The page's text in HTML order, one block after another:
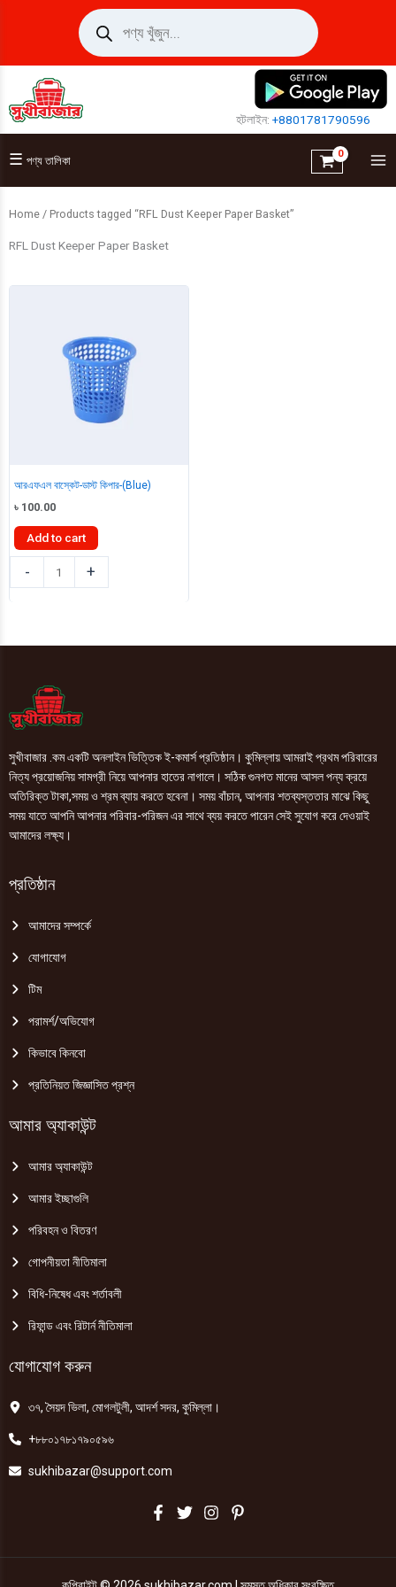
Products
search
হটলাইন:+8801781790596
☰ পণ্য তালিকা
Home / Products tagged “RFL Dust Keeper Paper Basket”
RFL Dust Keeper Paper Basket
আরএফএল বাস্কেট-ডাস্ট কিপার-(Blue)
৳ 100.00
Add to cart
-
বাস্কেট-
(Blue)
+
সুখীবাজার .কম একটি অনলাইন ভিত্তিক ই-কমার্স প্রতিষ্ঠান। কুমিল্লায় আমরাই প্রথম পরিবারের
নিত্য প্রয়োজনিয় সামগ্রী নিয়ে আপনার হাতের নাগালে। সঠিক গুনগত মানের আসল পন্য ক্রয়ে
অতিরিক্ত টাকা,সময় ও শ্রম ব্যায় করতে হবেনা। সময় বাঁচান, আপনার শতব্যস্ততার মাঝে কিছু
সময় যাতে আপনি আপনার পরিবার-পরিজন এর সাথে ব্যয় করতে পারেন সেই সুযোগ করে দেওয়াই
আমাদের লক্ষ্য।
প্রতিষ্ঠান
আমাদের সম্পর্কে
যোগাযোগ
টিম
পরামর্শ/অভিযোগ
কিভাবে কিনবো
প্রতিনিয়ত জিজ্ঞাসিত প্রশ্ন
আমার অ্যাকাউন্ট
আমার অ্যাকাউন্ট
আমার ইচ্ছাগুলি
পরিবহন ও বিতরণ
গোপনীয়তা নীতিমালা
বিধি-নিষেধ এবং শর্তাবলী
রিফান্ড এবং রিটার্ন নীতিমালা
যোগাযোগ করুন
৩৭, সৈয়দ ভিলা, মোগলটুলী, আদর্শ সদর, কুমিল্লা।
+৮৮০১৭৮১৭৯০৫৯৬
sukhibazar@support.com